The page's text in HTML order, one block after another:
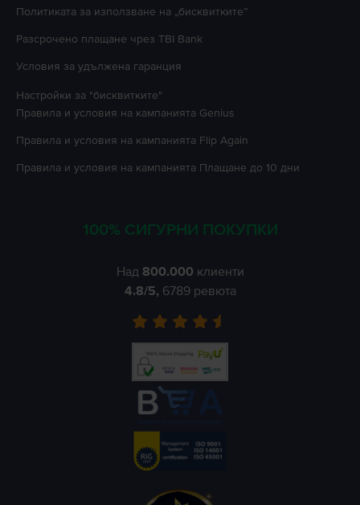
Политиката за използване на „бисквитките”
Разсрочено плащане чрез TBI Bank
Условия за удължена гаранция
Настройки за "бисквитките"
Правила и условия на кампанията Genius
Правила и условия на кампанията Flip Again
Правила и условия на кампанията Плащане до 10 дни
100% СИГУРНИ ПОКУПКИ
Над 800.000 клиенти
4.8/5, 6789 ревюта